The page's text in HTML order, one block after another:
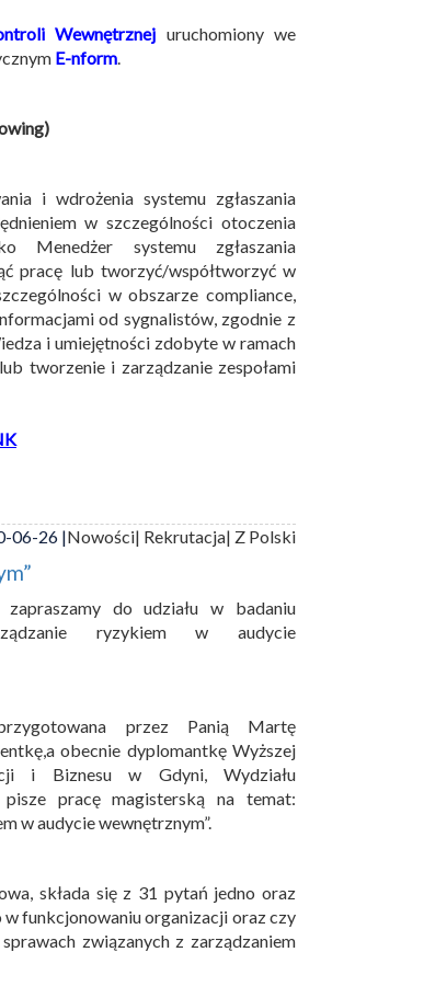
Wewnętrznej uruchomiony we
E-nform.
i wdrożenia systemu zgłaszania
w szczególności otoczenia
Menedżer systemu zgłaszania
pracę lub tworzyć/współtworzyć w
w obszarze compliance,
od sygnalistów, zgodnie z
i umiejętności zdobyte w ramach
tworzenie i zarządzanie zespołami
06-26 |Nowości| Rekrutacja| Z Polski
zapraszamy do udziału w badaniu
ryzykiem w audycie
przez Panią Martę
obecnie dyplomantkę Wyższej
i Biznesu w Gdyni, Wydziału
pisze pracę magisterską na temat:
w audycie wewnętrznym”.
składa się z 31 pytań jedno oraz
funkcjonowaniu organizacji oraz czy
związanych z zarządzaniem